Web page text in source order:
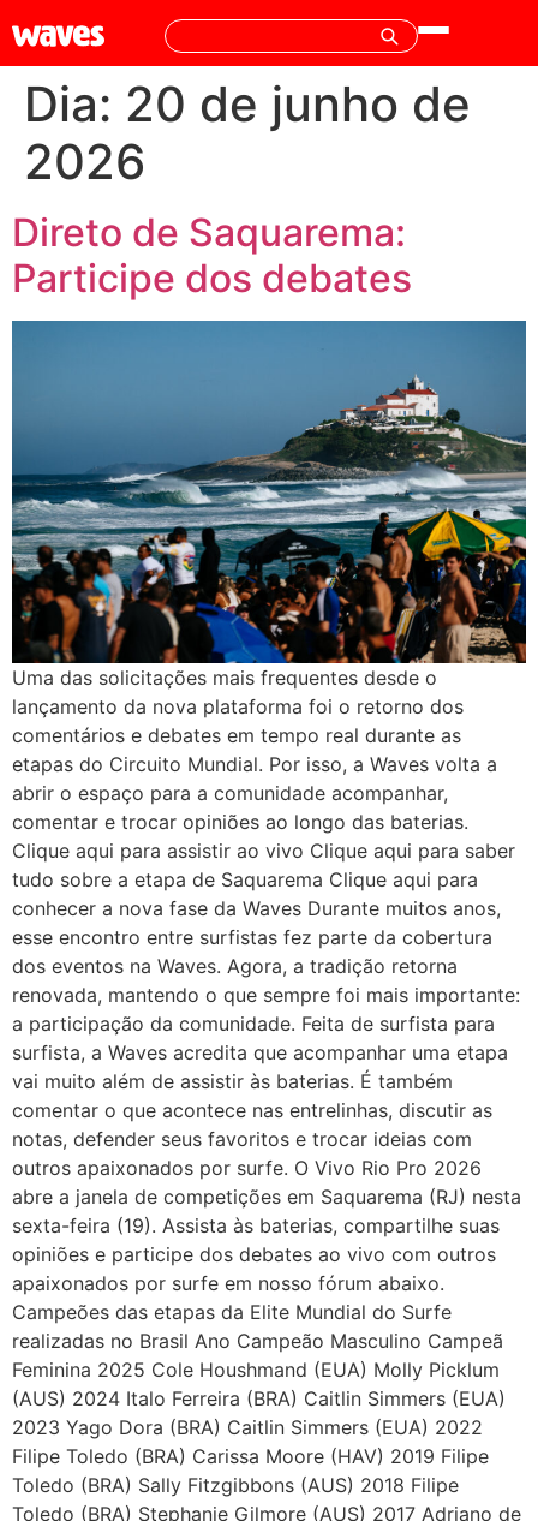
Dia: 20 de junho de
2026
Direto de Saquarema:
Participe dos debates
Uma das solicitações mais frequentes desde o
lançamento da nova plataforma foi o retorno dos
comentários e debates em tempo real durante as
etapas do Circuito Mundial. Por isso, a Waves volta a
abrir o espaço para a comunidade acompanhar,
comentar e trocar opiniões ao longo das baterias.
Clique aqui para assistir ao vivo Clique aqui para saber
tudo sobre a etapa de Saquarema Clique aqui para
conhecer a nova fase da Waves Durante muitos anos,
esse encontro entre surfistas fez parte da cobertura
dos eventos na Waves. Agora, a tradição retorna
renovada, mantendo o que sempre foi mais importante:
a participação da comunidade. Feita de surfista para
surfista, a Waves acredita que acompanhar uma etapa
vai muito além de assistir às baterias. É também
comentar o que acontece nas entrelinhas, discutir as
notas, defender seus favoritos e trocar ideias com
outros apaixonados por surfe. O Vivo Rio Pro 2026
abre a janela de competições em Saquarema (RJ) nesta
sexta-feira (19). Assista às baterias, compartilhe suas
opiniões e participe dos debates ao vivo com outros
apaixonados por surfe em nosso fórum abaixo.
Campeões das etapas da Elite Mundial do Surfe
realizadas no Brasil Ano Campeão Masculino Campeã
Feminina 2025 Cole Houshmand (EUA) Molly Picklum
(AUS) 2024 Italo Ferreira (BRA) Caitlin Simmers (EUA)
2023 Yago Dora (BRA) Caitlin Simmers (EUA) 2022
Filipe Toledo (BRA) Carissa Moore (HAV) 2019 Filipe
Toledo (BRA) Sally Fitzgibbons (AUS) 2018 Filipe
Toledo (BRA) Stephanie Gilmore (AUS) 2017 Adriano de